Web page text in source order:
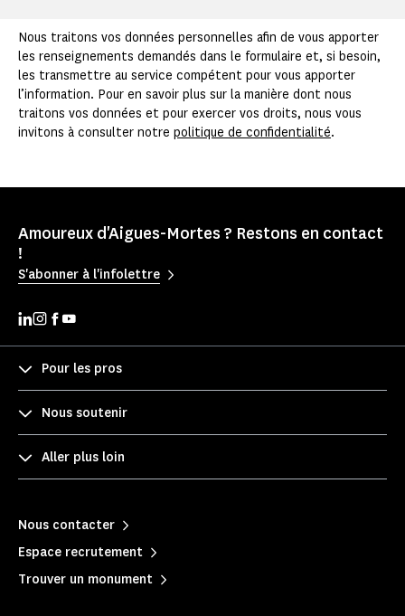
Nous traitons vos données personnelles afin de vous apporter
les renseignements demandés dans le formulaire et, si besoin,
les transmettre au service compétent pour vous apporter
l’information. Pour en savoir plus sur la manière dont nous
traitons vos données et pour exercer vos droits, nous vous
invitons à consulter notre politique de confidentialité.
Amoureux d'Aigues-Mortes ? Restons en contact
!
S'abonner à l'infolettre
Pour les pros
Nous soutenir
Aller plus loin
Nous contacter
Espace recrutement
Trouver un monument